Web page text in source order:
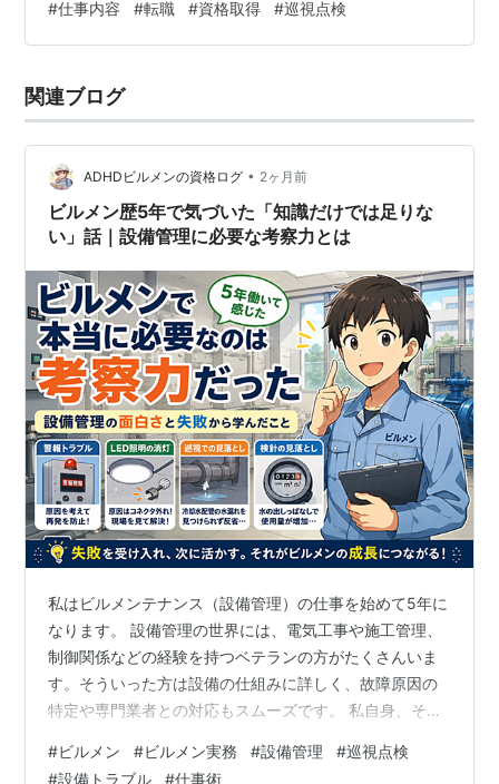
時、トラブルの原因を調査して解決できた時など、 現場
ならではの面白さ・達成感があります。 今回は、私が設
を、具体例と一緒に紹介します。 これから設備管理を目
指す方や、転職を考えている方の参考になれば…
#仕事内容 #転職 #資格取得 #巡視点検
関連ブログ
ADHDビルメンの資格ログ • 2ヶ月前
ビルメン歴5年で気づいた「知識だけでは足りな
い」話｜設備管理に必要な考察力とは
私はビルメンテナンス（設備管理）の仕事を始めて5年に
なります。 設備管理の世界には、電気工事や施工管理、
制御関係などの経験を持つベテランの方がたくさんいま
す。そういった方は設備の仕組みに詳しく、故障原因の
特定や専門業者との対応もスムーズです。 私自身、そう
の知識不足に劣等感を感じることもありました。 しか
#ビルメン #ビルメン実務 #設備管理 #巡視点検
#設備トラブル #仕事術